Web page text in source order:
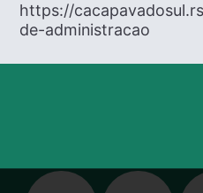
https://
de-administracao